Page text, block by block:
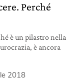
Perché
è un pilastro nella
è ancora
2018